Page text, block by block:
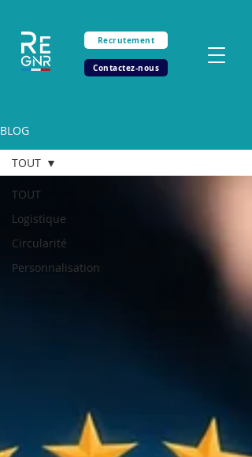
Recrutement
Contactez-nous
BLOG
TOUT
Logistique
Circularité
Personnalisation
TOUT